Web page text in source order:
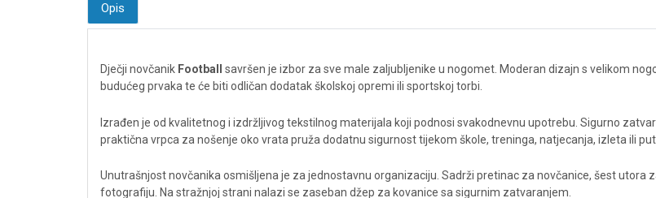
Opis
Dječji novčanik Football
savršen je izbor za sve male zaljubljenike u nogomet. Moderan dizajn s velikom
budućeg prvaka te će biti odličan dodatak školskoj opremi ili sportskoj torbi.
Izrađen je od kvalitetnog i izdržljivog tekstilnog materijala koji podnosi svakodnevnu upotrebu. Sigurno
praktična vrpca za nošenje oko vrata pruža dodatnu sigurnost tijekom škole, treninga, natjecanja, izleta ili
Unutrašnjost novčanika osmišljena je za jednostavnu organizaciju. Sadrži pretinac za novčanice, šest utora
fotografiju. Na stražnjoj strani nalazi se zaseban džep za kovanice sa sigurnim zatvaranjem.